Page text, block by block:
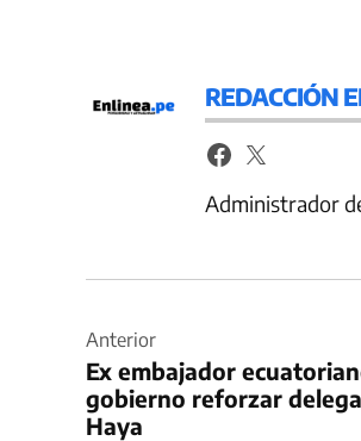
REDACCIÓN
Administrador
de
entradas
Anterior
Ex embajador
gobierno reforzar
Haya